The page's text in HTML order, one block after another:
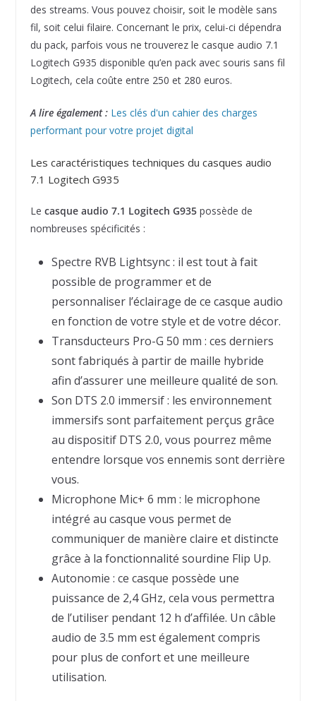
des streams. Vous pouvez choisir, soit le modèle sans
fil, soit celui filaire. Concernant le prix, celui-ci dépendra
du pack, parfois vous ne trouverez le casque audio 7.1
Logitech G935 disponible qu’en pack avec souris sans fil
Logitech, cela coûte entre 250 et 280 euros.
A lire également : Les clés d'un cahier des charges
performant pour votre projet digital
Les caractéristiques techniques du casques audio
7.1 Logitech G935
Le casque audio 7.1 Logitech G935possède de
nombreuses spécificités :
Spectre RVB Lightsync : il est tout à fait
possible de programmer et de
personnaliser l’éclairage de ce casque audio
en fonction de votre style et de votre décor.
Transducteurs Pro-G 50 mm : ces derniers
sont fabriqués à partir de maille hybride
afin d’assurer une meilleure qualité de son.
Son DTS 2.0 immersif : les environnement
immersifs sont parfaitement perçus grâce
au dispositif DTS 2.0, vous pourrez même
entendre lorsque vos ennemis sont derrière
vous.
Microphone Mic+ 6 mm : le microphone
intégré au casque vous permet de
communiquer de manière claire et distincte
grâce à la fonctionnalité sourdine Flip Up.
Autonomie : ce casque possède une
puissance de 2,4 GHz, cela vous permettra
de l’utiliser pendant 12 h d’affilée. Un câble
audio de 3.5 mm est également compris
pour plus de confort et une meilleure
utilisation.